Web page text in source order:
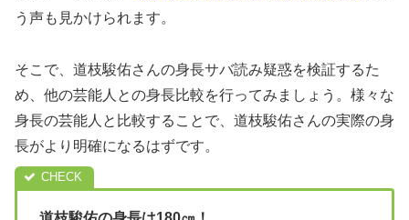
う声も見かけられます。
そこで、道枝駿佑さんの身長サバ読み疑惑を検証するた
め、他の芸能人との身長比較を行ってみましょう。様々な
身長の芸能人と比較することで、道枝駿佑さんの実際の身
長がより明確になるはずです。